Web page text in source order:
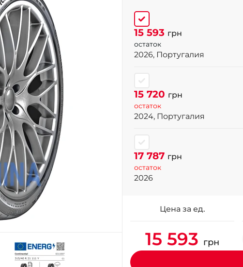
15 593 грн
остаток
2026, Португалия
15 720 грн
остаток
2024, Португалия
17 787 грн
остаток
2026
Цена за ед.
15 593 грн